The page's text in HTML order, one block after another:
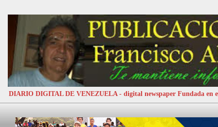
DIARIO DIGITAL DE VENEZUELA - digital newspaper Fundada en